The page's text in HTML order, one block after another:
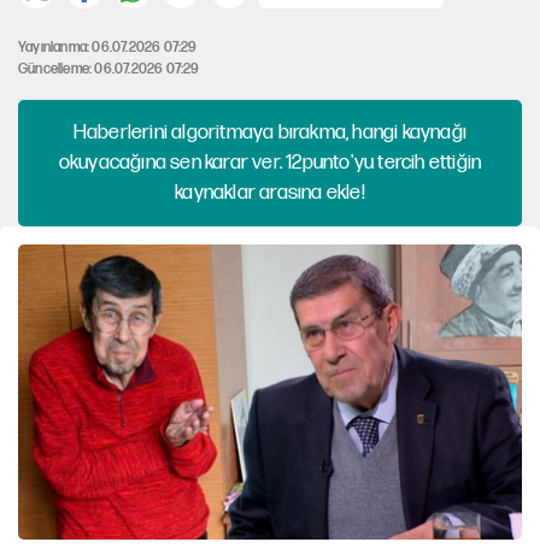
Yayınlanma: 06.07.2026 07:29
Güncelleme: 06.07.2026 07:29
Haberlerini algoritmaya bırakma, hangi kaynağı
okuyacağına sen karar ver. 12punto'yu tercih ettiğin
kaynaklar arasına ekle!